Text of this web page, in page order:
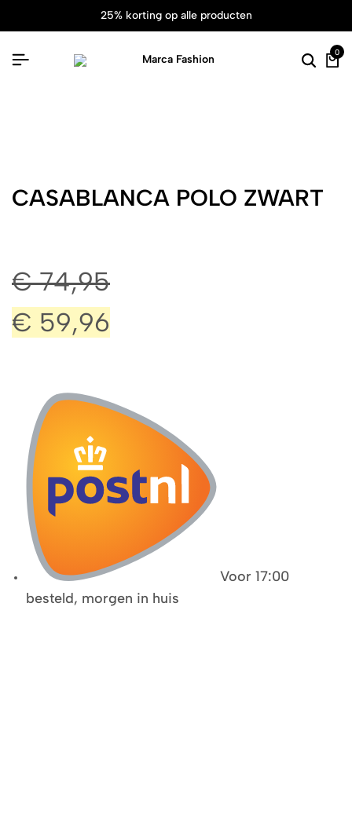
25% korting op alle producten
0
CASABLANCA POLO ZWART
€74,95
€ 59,96
Voor 17:00
besteld, morgen in huis